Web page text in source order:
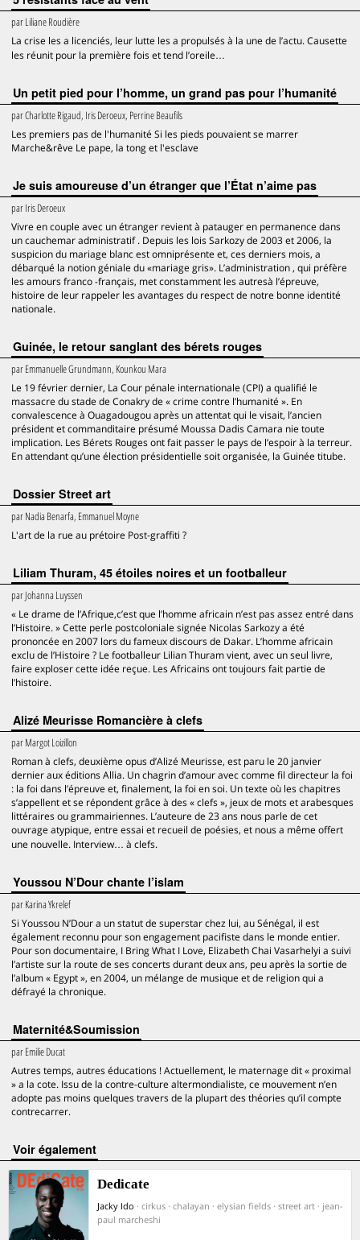
parLiliane Roudière
La crise les a licenciés, leur lutte les a propulsés à la une de l’actu. Causette
les réunit pour la première fois et tend l’oreile…
Un petit pied pour l’homme, un grand pas pour l’humanité
parCharlotte Rigaud, Iris Deroeux, Perrine Beaufils
Les premiers pas de l'humanité Si les pieds pouvaient se marrer
Marche&rêve Le pape, la tong et l'esclave
Je suis amoureuse d’un étranger que l’État n’aime pas
parIris Deroeux
Vivre en couple avec un étranger revient à patauger en permanence dans
un cauchemar administratif . Depuis les lois Sarkozy de 2003 et 2006, la
suspicion du mariage blanc est omniprésente et, ces derniers mois, a
débarqué la notion géniale du «mariage gris». L’administration , qui préfère
les amours franco -français, met constamment les autresà l’épreuve,
histoire de leur rappeler les avantages du respect de notre bonne identité
nationale.
Guinée, le retour sanglant des bérets rouges
parEmmanuelle Grundmann, Kounkou Mara
Le 19 février dernier, La Cour pénale internationale (CPI) a qualifié le
massacre du stade de Conakry de « crime contre l’humanité ». En
convalescence à Ouagadougou après un attentat qui le visait, l’ancien
président et commanditaire présumé Moussa Dadis Camara nie toute
implication. Les Bérets Rouges ont fait passer le pays de l’espoir à la terreur.
En attendant qu’une élection présidentielle soit organisée, la Guinée titube.
Dossier Street art
parNadia Benarfa, Emmanuel Moyne
L'art de la rue au prétoire Post-graffiti ?
Liliam Thuram, 45 étoiles noires et un footballeur
parJohanna Luyssen
« Le drame de l’Afrique,c’est que l’homme africain n’est pas assez entré dans
l’Histoire. » Cette perle postcoloniale signée Nicolas Sarkozy a été
prononcée en 2007 lors du fameux discours de Dakar. L’homme africain
exclu de l’Histoire ? Le footballeur Lilian Thuram vient, avec un seul livre,
faire exploser cette idée reçue. Les Africains ont toujours fait partie de
l’histoire.
Alizé Meurisse Romancière à clefs
parMargot Loizillon
Roman à clefs, deuxième opus d’Alizé Meurisse, est paru le 20 janvier
dernier aux éditions Allia. Un chagrin d’amour avec comme fil directeur la foi
: la foi dans l’épreuve et, finalement, la foi en soi. Un texte où les chapitres
s’appellent et se répondent grâce à des « clefs », jeux de mots et arabesques
littéraires ou grammairiennes. L’auteure de 23 ans nous parle de cet
ouvrage atypique, entre essai et recueil de poésies, et nous a même offert
une nouvelle. Interview… à clefs.
Youssou N’Dour chante l’islam
parKarina Ykrelef
Si Youssou N’Dour a un statut de superstar chez lui, au Sénégal, il est
également reconnu pour son engagement pacifiste dans le monde entier.
Pour son documentaire, I Bring What I Love, Elizabeth Chai Vasarhelyi a suivi
l’artiste sur la route de ses concerts durant deux ans, peu après la sortie de
l’album « Egypt », en 2004, un mélange de musique et de religion qui a
défrayé la chronique.
Maternité&Soumission
parEmilie Ducat
Autres temps, autres éducations ! Actuellement, le maternage dit « proximal
» a la cote. Issu de la contre-culture altermondialiste, ce mouvement n’en
adopte pas moins quelques travers de la plupart des théories qu’il compte
contrecarrer.
voir également
Dedicate
Jacky Ido · cirkus · chalayan · elysian fields · street art · jean-
paul marcheshi